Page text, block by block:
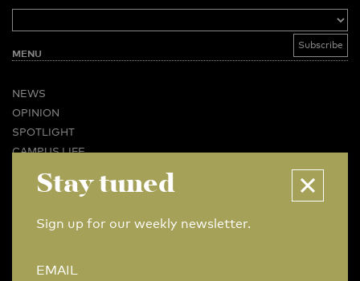
MENU
NEWS
OPINION
SPOTLIGHT
CAMPUS LIFE
BUSINESS & CAREER
CONTACT
Stay tuned
Sign up for our weekly newsletter.
EMAIL